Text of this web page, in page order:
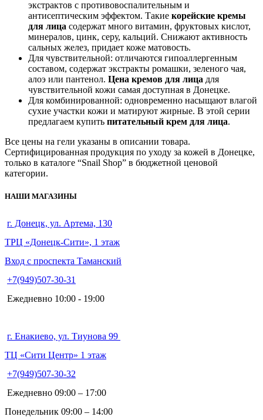
экстрактов с противовоспалительным и
антисептическим эффектом. Такие корейские кремы
для лица содержат много витамин, фруктовых кислот,
минералов, цинк, серу, кальций. Снижают активность
сальных желез, придает коже матовость.
Для чувствительной: отличаются гипоаллергенным
составом, содержат экстракты ромашки, зеленого чая,
алоэ или пантенол. Цена кремов для лица для
чувствительной кожи самая доступная в Донецке.
Для комбинированной: одновременно насыщают влагой
сухие участки кожи и матируют жирные. В этой серии
предлагаем купить питательный крем для лица.
Все цены на гели указаны в описании товара.
Сертифицированная продукция по уходу за кожей в Донецке,
только в каталоге “Snail Shop” в бюджетной ценовой
категории.
НАШИ МАГАЗИНЫ
г. Донецк, ул. Артема, 130
ТРЦ «Донецк-Сити», 1 этаж
Вход с проспекта Таманский
+7(949)507-30-31
Ежедневно 10:00 - 19:00
г. Енакиево, ул. Тиунова 99
ТЦ «Сити Центр» 1 этаж
+7(949)507-30-32
Ежедневно 09:00 – 17:00
Понедельник 09:00 – 14:00